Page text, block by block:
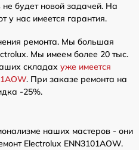
будет новой задачей. На
у нас имеется гарантия.
ремонта. Мы большая
Мы имеем более 20 тыс.
складах уже имеется
. При заказе ремонта на
-25%.
наших мастеров - они
Electrolux ENN3101AOW.